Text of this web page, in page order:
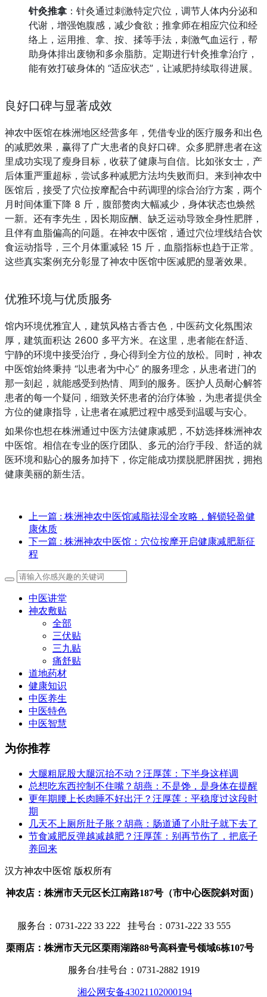
针灸推拿 ：针灸通过刺激特定穴位，调节人体内分泌和
代谢，增强饱腹感，减少食欲；推拿师在相应穴位和经
络上，运用推、拿、按、揉等手法，刺激气血运行，帮
助身体排出废物和多余脂肪。定期进行针灸推拿治疗，
能有效打破身体的 “适应状态”，让减肥持续取得进展。
良好口碑与显著成效
神农中医馆在株洲地区经营多年，凭借专业的医疗服务和出色
的减肥效果，赢得了广大患者的良好口碑。众多肥胖患者在这
里成功实现了瘦身目标，收获了健康与自信。比如张女士，产
后体重严重超标，尝试多种减肥方法均失败而归。来到神农中
医馆后，接受了穴位按摩配合中药调理的综合治疗方案，两个
月时间体重下降 8 斤，腹部赘肉大幅减少，身体状态也焕然
一新。还有李先生，因长期应酬、缺乏运动导致全身性肥胖，
且伴有血脂偏高的问题。在神农中医馆，通过穴位埋线结合饮
食运动指导，三个月体重减轻 15 斤，血脂指标也趋于正常。
这些真实案例充分彰显了神农中医馆中医减肥的显著效果。
优雅环境与优质服务
馆内环境优雅宜人，建筑风格古香古色，中医药文化氛围浓
厚，建筑面积达 2600 多平方米。在这里，患者能在舒适、
宁静的环境中接受治疗，身心得到全方位的放松。同时，神农
中医馆始终秉持 “以患者为中心” 的服务理念，从患者进门的
那一刻起，就能感受到热情、周到的服务。医护人员耐心解答
患者的每一个疑问，细致关怀患者的治疗体验，为患者提供全
方位的健康指导，让患者在减肥过程中感受到温暖与安心。
如果你也想在株洲通过中医方法健康减肥，不妨选择株洲神农
中医馆。相信在专业的医疗团队、多元的治疗手段、舒适的就
医环境和贴心的服务加持下，你定能成功摆脱肥胖困扰，拥抱
健康美丽的新生活。
上一篇 : 株洲神农中医馆减脂祛湿全攻略，解锁轻盈健
康体质
下一篇 : 株洲神农中医馆：穴位按摩开启健康减肥新征
程
中医讲堂
神农敷贴
全部
三伏贴
三九贴
痛舒贴
道地药材
健康知识
中医养生
中医特色
中医智慧
为你推荐
大腿粗屁股大腿沉抬不动？汪厚莲：下半身这样调
总想吃东西控制不住嘴？胡燕：不是馋，是身体在提醒
更年期腰上长肉睡不好出汗？汪厚莲：平稳度过这段时
期
几天不上厕所肚子胀？胡燕：肠道通了小肚子就下去了
节食减肥反弹越减越肥？汪厚莲：别再节伤了，把底子
养回来
汉方神农中医馆 版权所有
神农店：株洲市天元区长江南路187号（市中心医院斜对面）
服务台： 0731-222 33 222 挂号台：0731-222 33 555
栗雨店：株洲市天元区栗雨湖路88号高科壹号领域6栋107号
服务台/挂号台： 0731-2882 1919
湘公网安备43021102000194